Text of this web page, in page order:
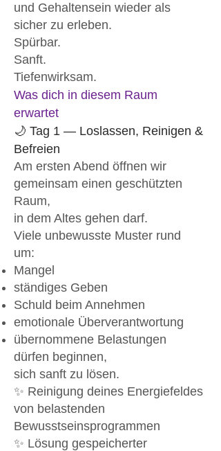
und Gehaltensein wieder als
sicher zu erleben.
Spürbar.
Sanft.
Tiefenwirksam.
Was dich in diesem Raum
erwartet
🌙 Tag 1 — Loslassen, Reinigen &
Befreien
Am ersten Abend öffnen wir
gemeinsam einen geschützten
Raum,
in dem Altes gehen darf.
Viele unbewusste Muster rund
um:
Mangel
ständiges Geben
Schuld beim Annehmen
emotionale Überverantwortung
übernommene Belastungen
dürfen beginnen,
sich sanft zu lösen.
✨ Reinigung deines Energiefeldes
von belastenden
Bewusstseinsprogrammen
✨ Lösung gespeicherter